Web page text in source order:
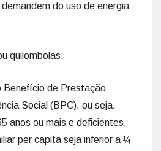
do uso de energia
quilombolas.
Benefício de Prestação
Social (BPC), ou seja,
anos ou mais e deficientes,
per capita seja inferior a ¼